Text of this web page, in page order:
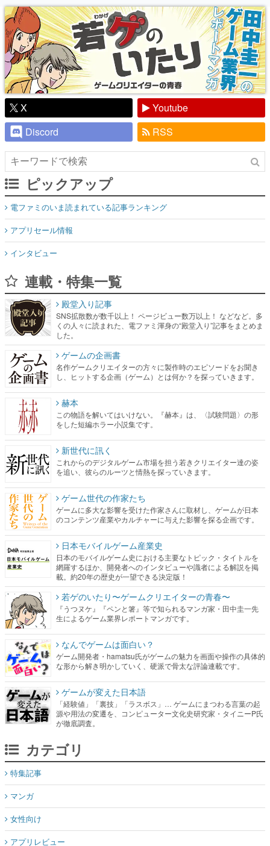
X
Youtube
Discord
RSS
ピックアップ
電ファミのいま読まれている記事ランキング
アプリセール情報
インタビュー
連載・特集一覧
くの人々に読まれた、電ファミ渾身の“殿堂入り”記事をまとめま
した。
ゲームの企画書
名作ゲームクリエイターの方々に製作時のエピソードをお聞き
し、ヒットする企画（ゲーム）とは何か？を探っていきます。
赫本
この物語を解いてはいけない。『赫本』は、〈試験問題〉の形
をした短編ホラー小説集です。
新世代に訊く
これからのデジタルゲーム市場を担う若きクリエイター達の姿
を追い、彼らのルーツと情熱を探っていきます。
ゲーム世代の作家たち
ゲームに多大な影響を受けた作家さんに取材し、ゲームが日本
のコンテンツ産業やカルチャーに与えた影響を探る企画です。
日本モバイルゲーム産業史
日本のモバイルゲーム史における主要なトピック・タイトルを
網羅するほか、開発者へのインタビューや識者による解説を掲
若ゲのいたり〜ゲームクリエイターの青春〜
『うつヌケ』『ペンと箸』等で知られるマンガ家・田中圭一先
生によるゲーム業界レポートマンガです。
なんでゲームは面白い？
ゲーム開発者・hamatsu氏がゲームの魅力を画面や操作の具体的
な形から解き明かしていく、硬派で骨太な評論連載です。
ゲームが変えた日本語
「経験値」「裏技」「ラスボス」… ゲームにまつわる言葉の起
源や用法の変遷を、コンピューター文化史研究家・タイニーP氏
カテゴリ
マンガ
女性向け
アプリレビュー
その他